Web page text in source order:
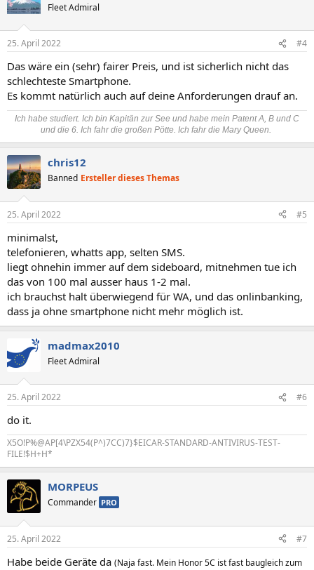
Fleet Admiral
25. April 2022 #4
Das wäre ein (sehr) fairer Preis, und ist sicherlich nicht das
schlechteste Smartphone.
Es kommt natürlich auch auf deine Anforderungen drauf an.
Ich habe studiert. Ich bin Kapitän zur See und habe mein Patent A, B und C
und die 6. Ich fahr die großen Pötte. Ich fahr die Mary Queen.
chris12
Banned Ersteller dieses Themas
25. April 2022 #5
minimalst,
telefonieren, whatts app, selten SMS.
liegt ohnehin immer auf dem sideboard, mitnehmen tue ich
das von 100 mal ausser haus 1-2 mal.
ich brauchst halt überwiegend für WA, und das onlinbanking,
dass ja ohne smartphone nicht mehr möglich ist.
madmax2010
Fleet Admiral
25. April 2022 #6
do it.
X5O!P%@AP[4\PZX54(P^)7CC)7}$EICAR-STANDARD-ANTIVIRUS-TEST-
FILE!$H+H*
MORPEUS
Commander PRO
25. April 2022 #7
Habe beide Geräte da (Naja fast. Mein Honor 5C ist fast baugleich zum